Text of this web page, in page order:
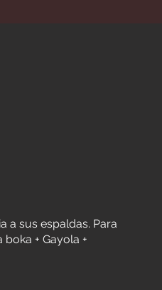
a sus espaldas. Para
+ Gayola +